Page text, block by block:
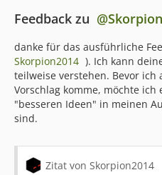
Ob nun durch verbrannte
Fehler, ich denke
Rootserver mittlerweile im
Jahren sind wir dabei auch
Server umgestiegen, um in
tatsächlich eine bessere
und wieso 16-Kerne nicht
Feedback zu
danke für das ausführliche
Skorpion2014 ). Ich kann
teilweise verstehen. Bevor ich
Vorschlag komme, möchte
"besseren Ideen" in meinen
sind.
Zitat von Skorpion2014